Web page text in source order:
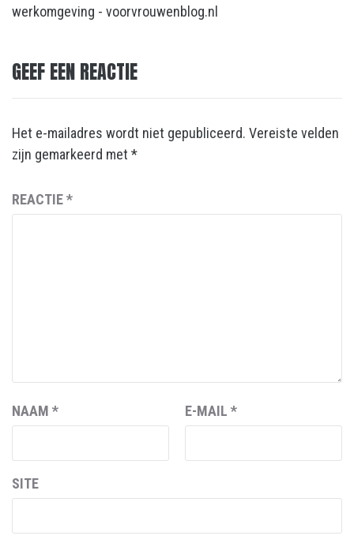
werkomgeving - voorvrouwenblog.nl
GEEF EEN REACTIE
Het e-mailadres wordt niet gepubliceerd. Vereiste velden
zijn gemarkeerd met *
REACTIE*
NAAM * E-MAIL *
SITE